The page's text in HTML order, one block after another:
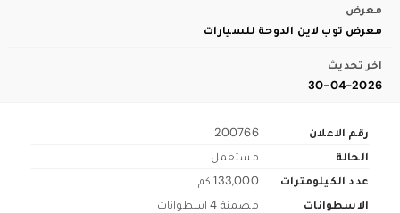
معرض
معرض توب لاين الدوحة للسيارات
اخر تحديث
30-04-2026
رقم الاعلان
200766
الحالة
مستعمل
عدد الكيلومترات
133,000 كم
الاسطوانات
مضمنة 4 اسطوانات